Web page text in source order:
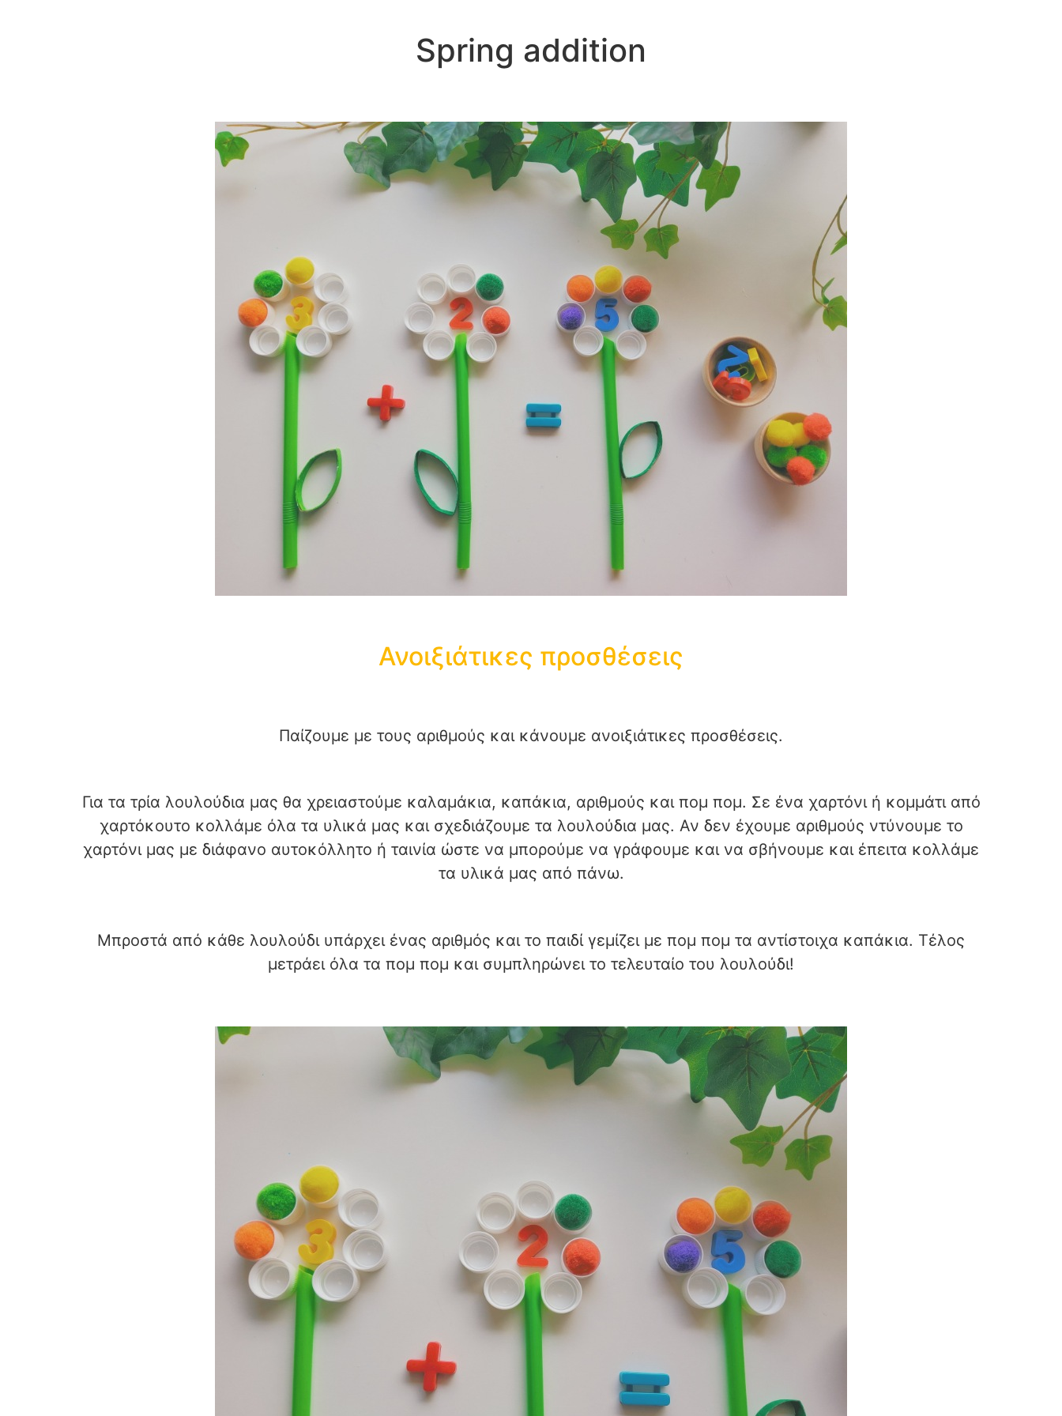
Spring addition
Ανοιξιάτικες προσθέσεις
Παίζουμε με τους αριθμούς και κάνουμε ανοιξιάτικες προσθέσεις.
Για τα τρία λουλούδια μας θα χρειαστούμε καλαμάκια, καπάκια, αριθμούς και πομ πομ. Σε ένα χαρτόνι ή κομμάτι από
χαρτόκουτο κολλάμε όλα τα υλικά μας και σχεδιάζουμε τα λουλούδια μας. Αν δεν έχουμε αριθμούς ντύνουμε το
χαρτόνι μας με διάφανο αυτοκόλλητο ή ταινία ώστε να μπορούμε να γράφουμε και να σβήνουμε και έπειτα κολλάμε
τα υλικά μας από πάνω.
Μπροστά από κάθε λουλούδι υπάρχει ένας αριθμός και το παιδί γεμίζει με πομ πομ τα αντίστοιχα καπάκια. Τέλος
μετράει όλα τα πομ πομ και συμπληρώνει το τελευταίο του λουλούδι!